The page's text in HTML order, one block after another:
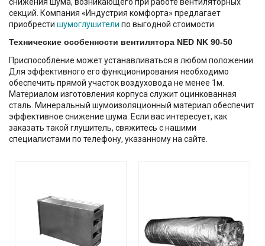
секций. Компания «Индустрия комфорта» предлагает
приобрести шумоглушители по выгодной стоимости.
Технические особенности вентилятора NED NK 90-50
Приспособление может устанавливаться в любом положении.
Для эффективного его функционирования необходимо
обеспечить прямой участок воздуховода не менее 1м.
Материалом изготовления корпуса служит оцинкованная
сталь. Минеральный шумоизоляционный материал обеспечит
эффективное снижение шума. Если вас интересует, как
заказать такой глушитель, свяжитесь с нашими
специалистами по телефону, указанному на сайте.